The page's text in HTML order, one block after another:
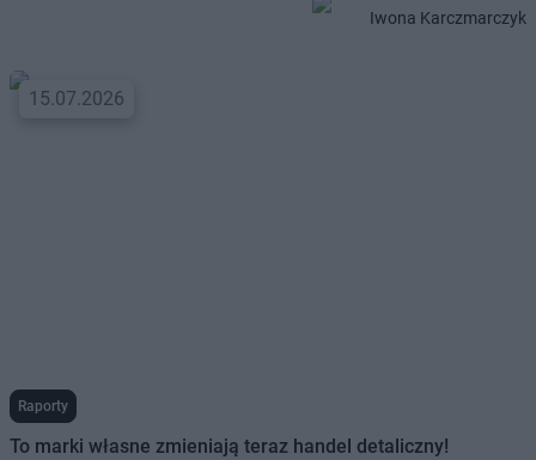
Iwona Karczmarczyk
15.07.2026
Raporty
To marki własne zmieniają teraz handel detaliczny!